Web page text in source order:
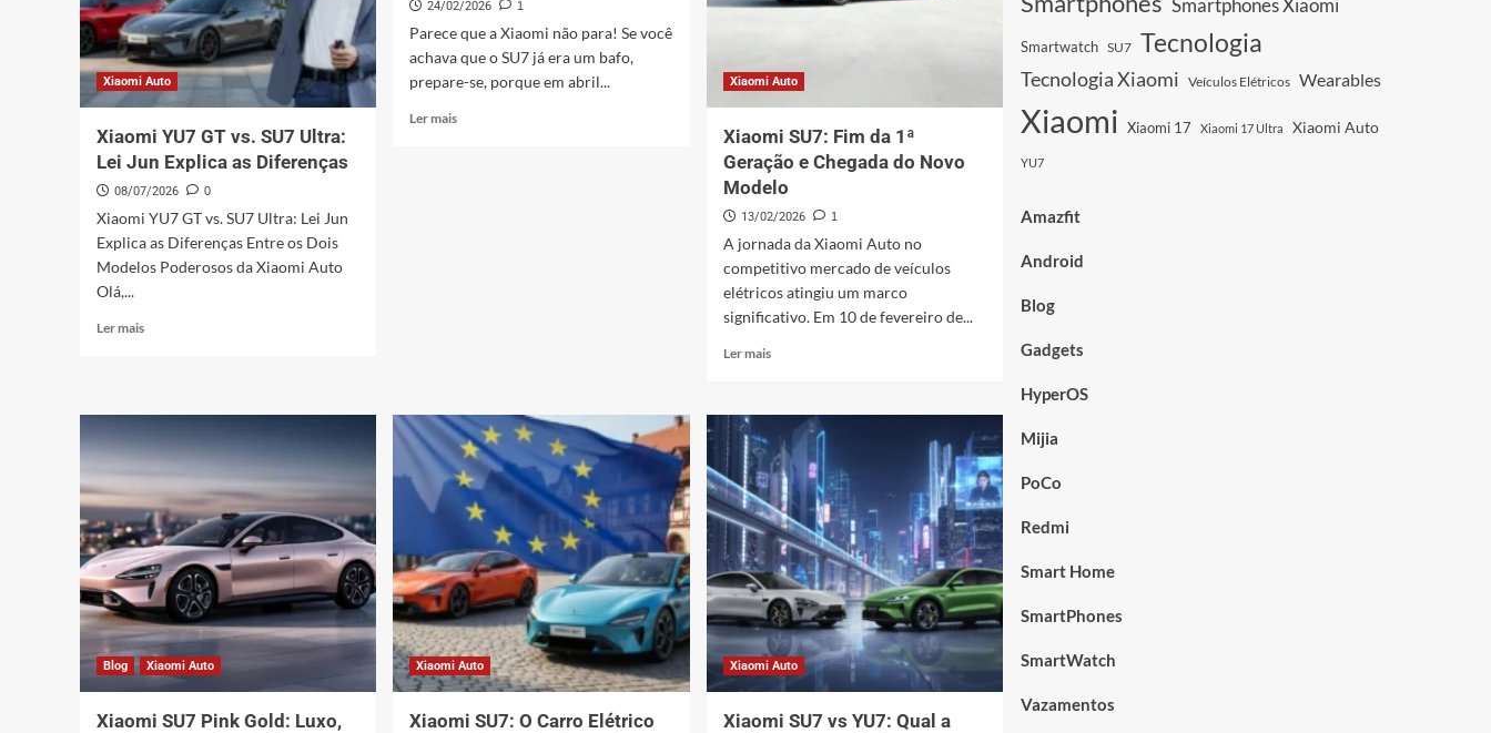
Xiaomi Auto
Xiaomi YU7 GT vs. SU7 Ultra:
Lei Jun Explica as Diferenças
08/07/2026 0
Xiaomi YU7 GT vs. SU7 Ultra: Lei Jun
Explica as Diferenças Entre os Dois
Modelos Poderosos da Xiaomi Auto
Olá,...
Ler maisLeia
vs.
Ultra:
Lei
Jun
Explica
as
Diferenças
24/02/2026 1
Parece que a Xiaomi não para! Se você
achava que o SU7 já era um bafo,
prepare-se, porque em abril...
Ler maisLeia
Ruas
em
Abril
de
2026!
Xiaomi Auto
Xiaomi SU7: Fim da 1ª
Geração e Chegada do Novo
Modelo
13/02/2026 1
A jornada da Xiaomi Auto no
competitivo mercado de veículos
elétricos atingiu um marco
significativo. Em 10 de fevereiro de...
Ler maisLeia
Xiaomi
SU7:
Fim
da
1ª
Geração
e
Chegada
do
Novo
Modelo
Blog Xiaomi Auto
Xiaomi SU7 Pink Gold: Luxo,
Xiaomi Auto
Xiaomi SU7: O Carro Elétrico
Xiaomi Auto
Xiaomi SU7 vs YU7: Qual a
Smartphones Xiaomi
Smartwatch SU7 Tecnologia
Tecnologia Xiaomi Veículos Elétricos Wearables
Xiaomi Xiaomi 17 Xiaomi 17 Ultra Xiaomi Auto
YU7
Amazfit
Android
Blog
Gadgets
HyperOS
Mijia
PoCo
Redmi
Smart Home
SmartPhones
SmartWatch
Vazamentos